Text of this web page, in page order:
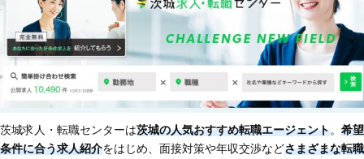
茨城求人・転職センターは茨城の人気おすすめ転職エージェント。 希望
条件に合う求人紹介をはじめ、面接対策や年収交渉などさまざまな転職